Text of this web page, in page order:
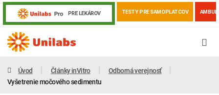
PRE LEKÁROV TESTY PRE SAMOPLATCOV
Úvod Články inVitro
Odborná verejnosť
Vyšetrenie močového sedimentu